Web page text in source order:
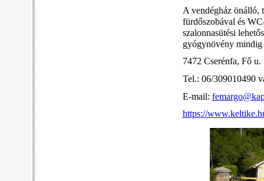
A vendégház önálló,
fürdőszobával és
szalonnasütési
gyógynövény mindig
7472 Cserénfa, Fő u.
Tel.: 06/309010490
E-mail:
https://